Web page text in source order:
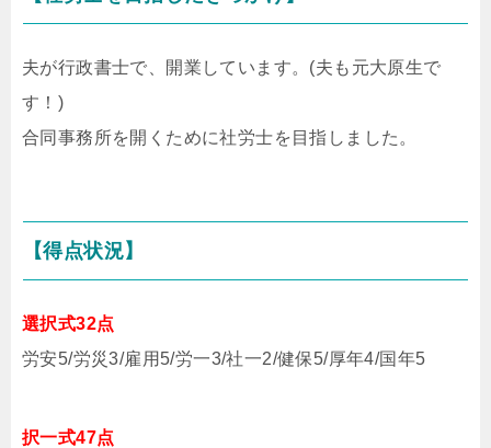
夫が行政書士で、開業しています。(夫も元大原生で
す！)
合同事務所を開くために社労士を目指しました。
【得点状況】
選択式32点
労安5/労災3/雇用5/労一3/社一2/健保5/厚年4/国年5
択一式47点